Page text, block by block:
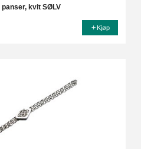
kvit SØLV
Kjøp